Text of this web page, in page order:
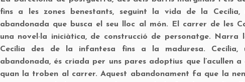
fins a les zones benestants, seguint la vida de la Cecília,
abandonada que busca el seu lloc al món. El carrer de les
una novel·la iniciàtica, de construcció de personatge. Narra
Cecília des de la infantesa fins a la maduresa. Cecília,
abandonada, és criada per uns pares adoptius que l’acullen a
quan la troben al carrer. Aquest abandonament fa que la